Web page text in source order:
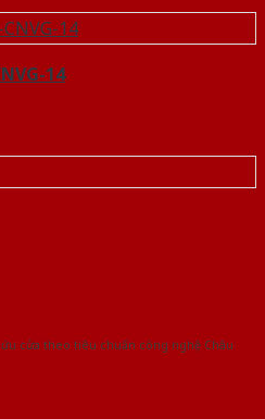
14
cửa theo tiêu chuẩn công nghệ Châu